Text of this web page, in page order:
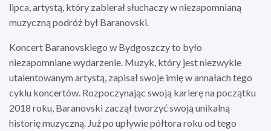
lipca, artystą, który zabierał słuchaczy w niezapomnianą
muzyczną podróż był Baranovski.
Koncert Baranovskiego w Bydgoszczy to było
niezapomniane wydarzenie. Muzyk, który jest niezwykle
utalentowanym artystą, zapisał swoje imię w annałach tego
cyklu koncertów. Rozpoczynając swoją karierę na początku
2018 roku, Baranovski zaczął tworzyć swoją unikalną
historię muzyczną. Już po upływie półtora roku od tego